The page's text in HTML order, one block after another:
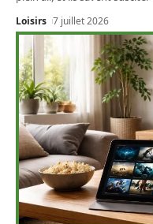
Loisirs 7 juillet 2026